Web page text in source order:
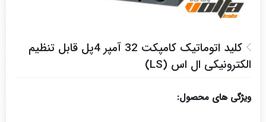
کلید اتوماتیک کامپکت 32 آمپر 4پل قابل تنظیم
الکترونیکی ال اس (LS)
ویژگی های محصول: